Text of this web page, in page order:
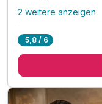
Alle
2 x reichhaltiges
inkl. täglich 1
2 weitere anzeigen
5,8 / 6